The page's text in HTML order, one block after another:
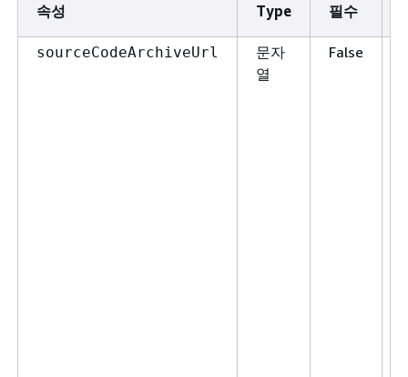
속성 Type 필수
sourceCodeArchiveUrl
문자
열
False